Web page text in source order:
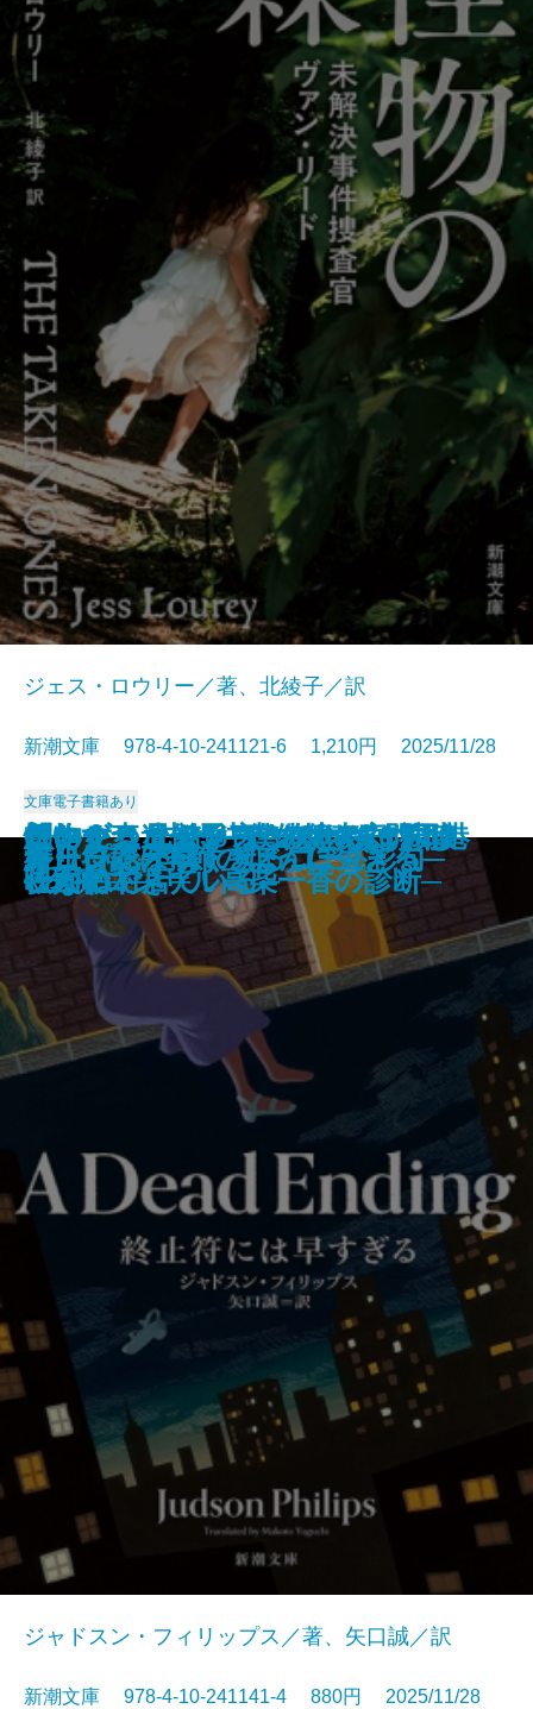
アルネの事件簿─Strange life─
離婚弁護士 松岡紬
僕の人生には事件が起きない
春画で見るお江戸風俗考
「おかえり」と言える、その日ま
で─山岳遭難捜索の現場から─
僕の女を探しているんだ
かれが最後に書いた本
食いしん坊発明家
サンセット・パーク
怪物の森─未解決事件捜査官ヴァ
ン・リード─
ジェス・ロウリー／著、北綾子／訳
新潮文庫 978-4-10-241121-6 1,210円 2025/11/28
文庫電子書籍あり
終止符には早すぎる
ジャドスン・フィリップス／著、矢口誠／訳
新潮文庫 978-4-10-241141-4 880円 2025/11/28
コンビニ兄弟5─テンダネス門司港
こがね村店─
このクリニックはつぶれます！2
─医療コンサル高柴一香の診断─
新しい花が咲く─ぼんぼん彩句─
創作する遺伝子─僕の体の70％は
映画でできている─
ループ・オブ・ザ・コード
想いをつなぐメス─俺たちは神じ
ゃない3─
ガリンペイロ
ほおずき、きゅっ─みとや・お瑛
仕入帖─
好日日記─季節のように生きる─